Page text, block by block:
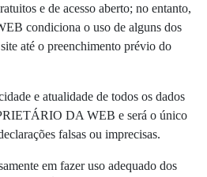
e de acesso aberto; no entanto,
condiciona o uso de alguns dos
até o preenchimento prévio do
e atualidade de todos os dados
DA WEB e será o único
falsas ou imprecisas.
em fazer uso adequado dos